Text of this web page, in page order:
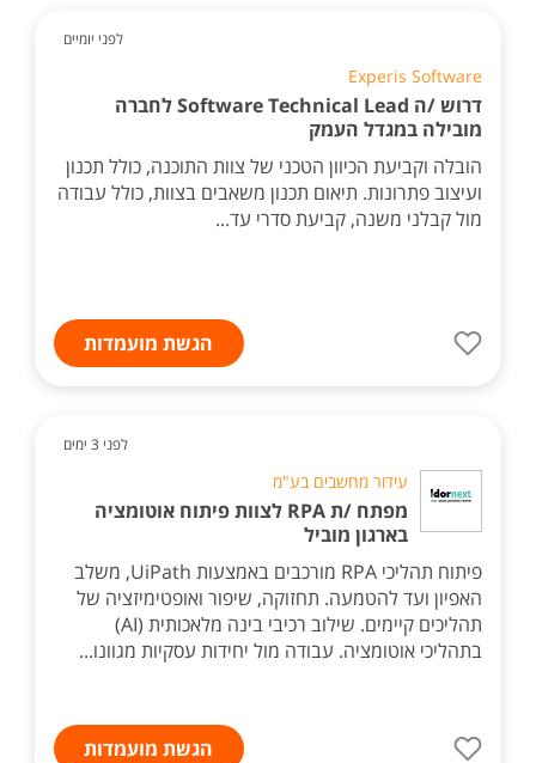
לפני יומיים
Experis Software
דרוש /ה Software Technical Lead לחברה
מובילה במגדל העמק
הובלה וקביעת הכיוון הטכני של צוות התוכנה, כולל תכנון
ועיצוב פתרונות. תיאום תכנון משאבים בצוות, כולל עבודה
מול קבלני משנה, קביעת סדרי עד...
הגשת מועמדות
לפני 3 ימים
עידור מחשבים בע"מ
מפתח /ת RPA לצוות פיתוח אוטומציה
בארגון מוביל
פיתוח תהליכי RPA מורכבים באמצעות UiPath, משלב
האפיון ועד להטמעה. תחזוקה, שיפור ואופטימיזציה של
תהליכים קיימים. שילוב רכיבי בינה מלאכותית (AI)
בתהליכי אוטומציה. עבודה מול יחידות עסקיות מגוונו...
הגשת מועמדות